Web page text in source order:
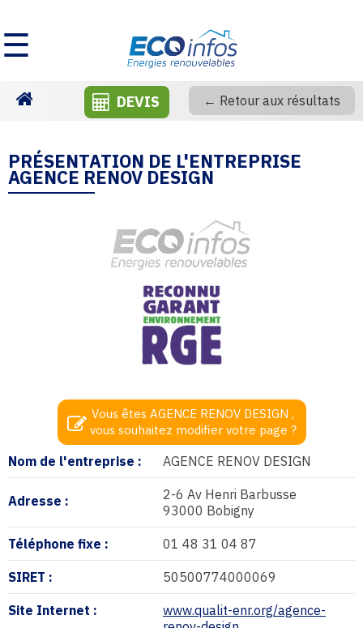
☰
DEVIS ← Retour aux résultats
PRÉSENTATION DE L'ENTREPRISE
AGENCE RENOV DESIGN
Nom de l'entreprise : AGENCE RENOV DESIGN
Adresse :
2-6 Av Henri Barbusse
93000 Bobigny
Téléphone fixe : 01 48 31 04 87
SIRET : 50500774000069
Site Internet :
www.qualit-enr.org/agence-
Vous êtes AGENCE RENOV DESIGN ,
vous souhaitez modifier votre page ?